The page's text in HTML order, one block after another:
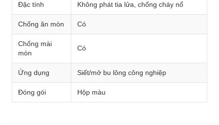
Đặc tính Không phát tia lửa, chống cháy nổ
Chống ăn mòn Có
Chống mài
mòn
Có
Ứng dụng Siết/mở bu lông công nghiệp
Đóng gói Hộp màu